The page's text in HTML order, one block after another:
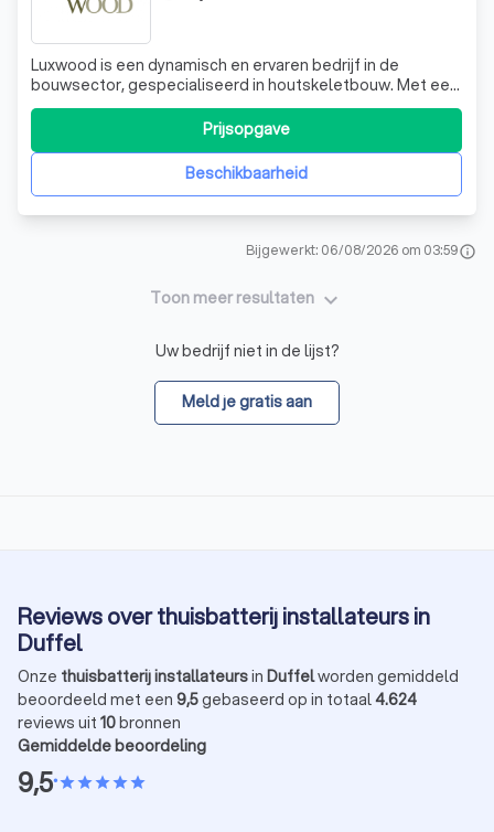
Luxwood is een dynamisch en ervaren bedrijf in de
bouwsector, gespecialiseerd in houtskeletbouw. Met een
team van 14 vakbekwame professionals, bieden wij zowel
renovatie- als nieuwbouwdiensten aan. Wij werken nauw
samen met uw architect of bieden u de mogelijkheid om
een beroep te doen op onze eigen
Beschikbaarheid
Prijsopgave
Bijgewerkt: 06/08/2026 om 03:59info
Toon meer resultaten keyboard_arrow_down
Uw bedrijf niet in de lijst?
Meld je gratis aan
Reviews over thuisbatterij installateurs in
Duffel
Onze thuisbatterij installateursin Duffelworden gemiddeld
beoordeeld met een 9,5gebaseerd op in totaal4.624
reviews uit 10bronnen
Gemiddelde beoordeling
9,5•starstarstarstarstar